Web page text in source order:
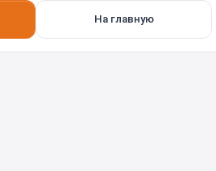
На главную